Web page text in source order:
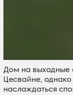
Дом на выходные
Цесвайне,
наслаждаться